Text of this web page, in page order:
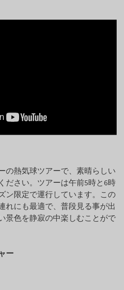
の熱気球ツアーで、素晴らしい
ださい。ツアーは午前5時と6時
ン限定で運行しています。この
れにも最適で、普段見る事が出
景色を静寂の中楽しむことがで
ー